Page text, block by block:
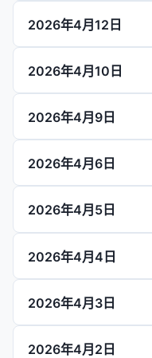
2026年4月12日
2026年4月10日
2026年4月9日
2026年4月6日
2026年4月5日
2026年4月4日
2026年4月3日
2026年4月2日